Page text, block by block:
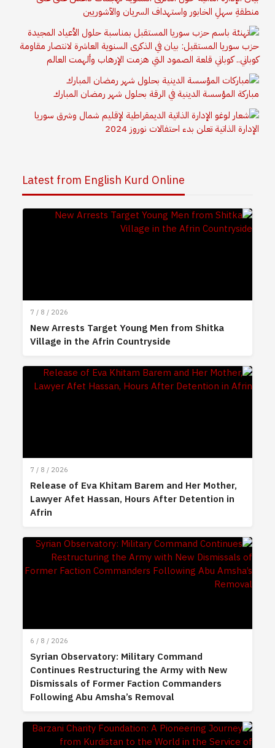
منطقةِ سهلِ الخابور واستهداف السريان والآشوريين
حزب سوريا المستقبل: بيان في الذكرى السنوية العاشرة لانتصار مقاومة
كوباني.. كوباني قلعة الصمود التي هزمت الإرهاب وألهمت العالم
مباركة المؤسسة الدينية في الرقة بحلول شهر رمضان المبارك
الإدارة الذاتية تعلن بدء احتفالات نوروز 2024
Latest from English Kurd Online
7 / 8 / 2026
New Arrests Target Young Men from Shitka
Village in the Afrin Countryside
7 / 8 / 2026
Release of Eva Khitam Barem and Her Mother,
Lawyer Afet Hassan, Hours After Detention in
Afrin
6 / 8 / 2026
Syrian Observatory: Military Command
Continues Restructuring the Army with New
Dismissals of Former Faction Commanders
Following Abu Amsha’s Removal